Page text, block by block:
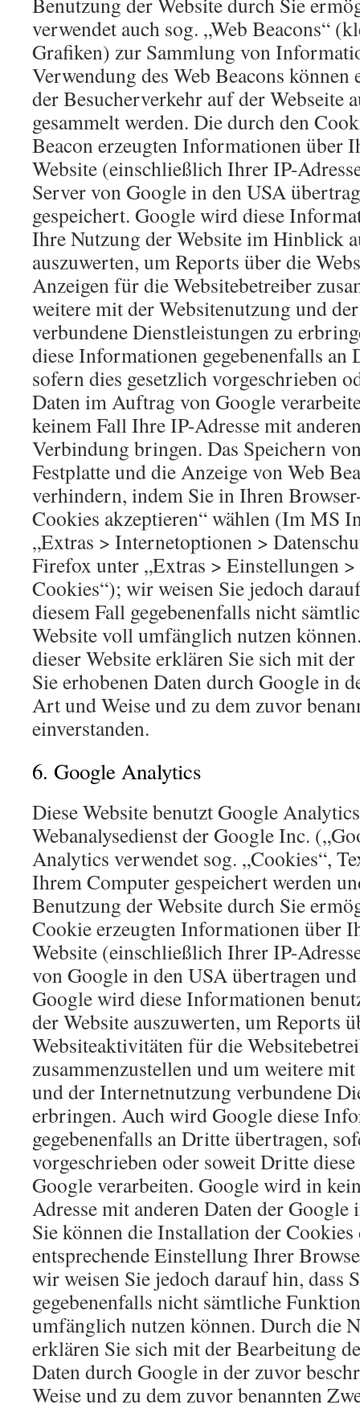
verwendet auch sog. „Web Beacons“
Grafiken) zur Sammlung von
Verwendung des Web Beacons
der Besucherverkehr auf der Webseite
gesammelt werden. Die durch den
Beacon erzeugten Informationen über
Website (einschließlich Ihrer IP-
Server von Google in den USA
gespeichert. Google wird diese
Ihre Nutzung der Website im Hinblick
auszuwerten, um Reports über die
Anzeigen für die Websitebetreiber
weitere mit der Websitenutzung und
verbundene Dienstleistungen zu
diese Informationen gegebenenfalls an
sofern dies gesetzlich vorgeschrieben
Daten im Auftrag von Google
keinem Fall Ihre IP-Adresse mit
Verbindung bringen. Das Speichern
Festplatte und die Anzeige von Web
verhindern, indem Sie in Ihren
Cookies akzeptieren“ wählen (Im MS
„Extras > Internetoptionen >
Firefox unter „Extras > Einstellungen
Cookies“); wir weisen Sie jedoch
diesem Fall gegebenenfalls nicht
Website voll umfänglich nutzen
dieser Website erklären Sie sich mit
Sie erhobenen Daten durch Google in
Art und Weise und zu dem zuvor
einverstanden.
6. Google Analytics
Diese Website benutzt Google
Webanalysedienst der Google Inc.
Analytics verwendet sog. „Cookies“,
Ihrem Computer gespeichert werden
Benutzung der Website durch Sie
Cookie erzeugten Informationen über
Website (einschließlich Ihrer IP-
von Google in den USA übertragen
Google wird diese Informationen
der Website auszuwerten, um Reports
Websiteaktivitäten für die
zusammenzustellen und um weitere
und der Internetnutzung verbundene
erbringen. Auch wird Google diese
gegebenenfalls an Dritte übertragen,
vorgeschrieben oder soweit Dritte
Google verarbeiten. Google wird in
Adresse mit anderen Daten der
Sie können die Installation der Cookies
entsprechende Einstellung Ihrer
wir weisen Sie jedoch darauf hin, dass
gegebenenfalls nicht sämtliche
umfänglich nutzen können. Durch die
erklären Sie sich mit der Bearbeitung
Daten durch Google in der zuvor
Weise und zu dem zuvor benannten